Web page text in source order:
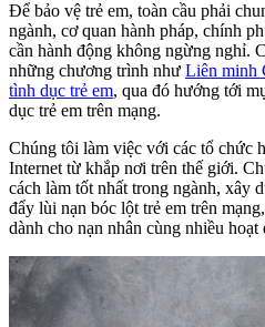
Để bảo vệ trẻ em, toàn cầu phải
ngành, cơ quan hành pháp, chính
cần hành động không ngừng nghỉ.
những chương trình như Liên minh
tình dục trẻ em, qua đó hướng tới
dục trẻ em trên mạng.
Chúng tôi làm việc với các tổ chức
Internet từ khắp nơi trên thế giới.
cách làm tốt nhất trong ngành, xây
đẩy lùi nạn bóc lột trẻ em trên
dành cho nạn nhân cùng nhiều hoạt